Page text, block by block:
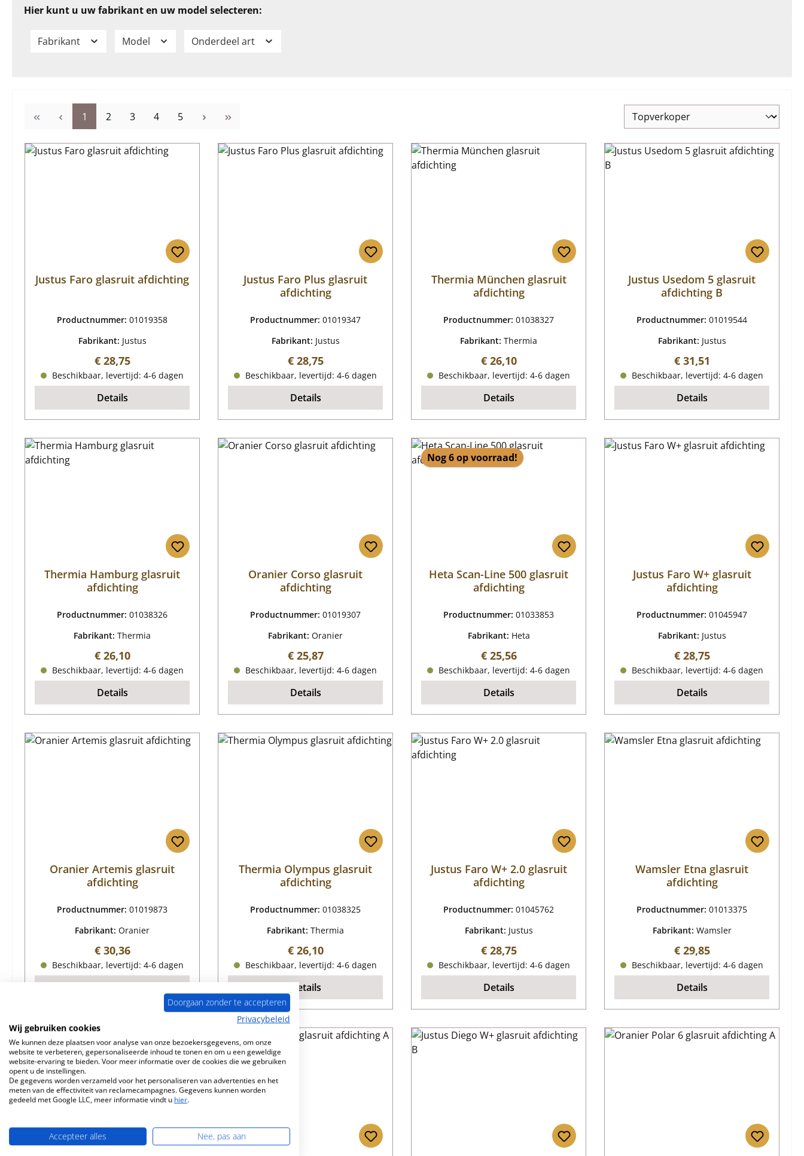
Hier kunt u uw fabrikant en uw model selecteren:
Fabrikant Model Onderdeel art
Pagina
1 Pagina
2 Pagina
3 Pagina
4 Pagina
5
Justus Faro glasruit afdichting
Productnummer: 01019358
Fabrikant: Justus
Normale prijs:
€ 28,75
Beschikbaar, levertijd: 4-6 dagen
Details
Justus Faro Plus glasruit
afdichting
Productnummer: 01019347
Fabrikant: Justus
Normale prijs:
€ 28,75
Beschikbaar, levertijd: 4-6 dagen
Details
Thermia München glasruit
afdichting
Productnummer: 01038327
Fabrikant: Thermia
Normale prijs:
€ 26,10
Beschikbaar, levertijd: 4-6 dagen
Details
Justus Usedom 5 glasruit
afdichting B
Productnummer: 01019544
Fabrikant: Justus
Normale prijs:
€ 31,51
Beschikbaar, levertijd: 4-6 dagen
Details
Thermia Hamburg glasruit
afdichting
Productnummer: 01038326
Fabrikant: Thermia
Normale prijs:
€ 26,10
Beschikbaar, levertijd: 4-6 dagen
Details
Oranier Corso glasruit
afdichting
Productnummer: 01019307
Fabrikant: Oranier
Normale prijs:
€ 25,87
Beschikbaar, levertijd: 4-6 dagen
Details
Nog 6 op voorraad!
Heta Scan-Line 500 glasruit
afdichting
Productnummer: 01033853
Fabrikant: Heta
Normale prijs:
€ 25,56
Beschikbaar, levertijd: 4-6 dagen
Details
Justus Faro W+ glasruit
afdichting
Productnummer: 01045947
Fabrikant: Justus
Normale prijs:
€ 28,75
Beschikbaar, levertijd: 4-6 dagen
Details
Oranier Artemis glasruit
afdichting
Productnummer: 01019873
Fabrikant: Oranier
Normale prijs:
€ 30,36
Beschikbaar, levertijd: 4-6 dagen
Thermia Olympus glasruit
afdichting
Productnummer: 01038325
Fabrikant: Thermia
Normale prijs:
€ 26,10
Beschikbaar, levertijd: 4-6 dagen
Details
Justus Faro W+ 2.0 glasruit
afdichting
Productnummer: 01045762
Fabrikant: Justus
Normale prijs:
€ 28,75
Beschikbaar, levertijd: 4-6 dagen
Details
Wamsler Etna glasruit
afdichting
Productnummer: 01013375
Fabrikant: Wamsler
Normale prijs:
€ 29,85
Beschikbaar, levertijd: 4-6 dagen
Details
Doorgaan zonder te accepteren
Privacybeleid
Wij gebruiken cookies
We kunnen deze plaatsen voor analyse van onze bezoekersgegevens, om onze
website te verbeteren, gepersonaliseerde inhoud te tonen en om u een geweldige
website-ervaring te bieden. Voor meer informatie over de cookies die we gebruiken
opent u de instellingen.
De gegevens worden verzameld voor het personaliseren van advertenties en het
meten van de effectiviteit van reclamecampagnes. Gegevens kunnen worden
gedeeld met Google LLC, meer informatie vindt u hier.
Accepteer alles Nee, pas aan